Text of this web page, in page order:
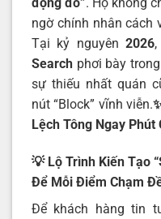
ngờ chính nhân cách
Tại kỷ nguyên2026
Search phơi bày
sự thiếu nhất quán
nút “Block” vĩnh viễn.
Lệch Tông Ngay Phút
💡 Lộ Trình Kiến Tạo
Để Mỗi Điểm Chạm
Để khách hàng tin